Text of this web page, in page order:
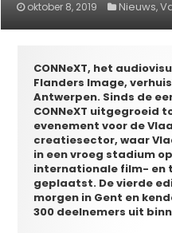
oktober 8, 2019 Nieuws,
CONNeXT, het
Flanders Image,
Antwerpen. Sinds de
CONNeXT uitgegroeid
evenement voor de
creatiesector, waar
in een vroeg stadium
internationale film- en
geplaatst. De vierde
morgen in Gent en
300 deelnemers uit